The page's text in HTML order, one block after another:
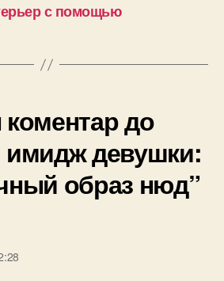
с помощью
до
девушки:
образ нюд”